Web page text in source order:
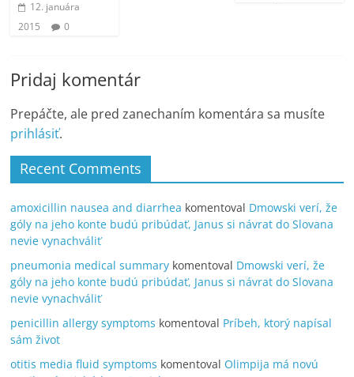
12. januára
2015
0
Pridaj komentár
Prepáčte, ale pred zanechaním komentára sa musíte
prihlásiť.
Recent Comments
amoxicillin nausea and diarrhea komentoval Dmowski verí, že
góly na jeho konte budú pribúdať, Janus si návrat do Slovana
nevie vynachváliť
pneumonia medical summary komentoval Dmowski verí, že
góly na jeho konte budú pribúdať, Janus si návrat do Slovana
nevie vynachváliť
penicillin allergy symptoms komentoval Príbeh, ktorý napísal
sám život
otitis media fluid symptoms komentoval Olimpija má novú